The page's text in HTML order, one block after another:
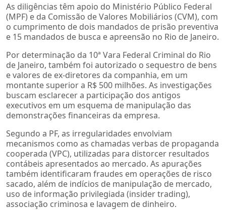
As diligências têm apoio do Ministério Público Federal
(MPF) e da Comissão de Valores Mobiliários (CVM), com
o cumprimento de dois mandados de prisão preventiva
e 15 mandados de busca e apreensão no Rio de Janeiro.
Por determinação da 10ª Vara Federal Criminal do Rio
de Janeiro, também foi autorizado o sequestro de bens
e valores de ex-diretores da companhia, em um
montante superior a R$ 500 milhões. As investigações
buscam esclarecer a participação dos antigos
executivos em um esquema de manipulação das
demonstrações financeiras da empresa.
Segundo a PF, as irregularidades envolviam
mecanismos como as chamadas verbas de propaganda
cooperada (VPC), utilizadas para distorcer resultados
contábeis apresentados ao mercado. As apurações
também identificaram fraudes em operações de risco
sacado, além de indícios de manipulação de mercado,
uso de informação privilegiada (insider trading),
associação criminosa e lavagem de dinheiro.